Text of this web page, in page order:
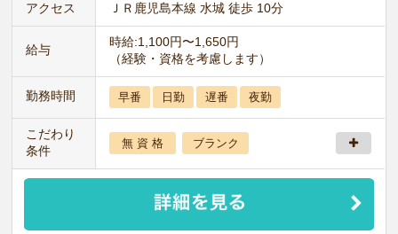
アクセス ＪＲ鹿児島本線 水城 徒歩 10分
給与
時給:1,100円〜1,650円
（経験・資格を考慮します）
勤務時間 早番 日勤 遅番 夜勤
こだわり
条件
無 資 格 ブランク